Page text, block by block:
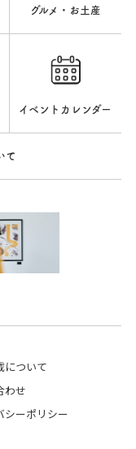
グルメ・お土産
イベントカレンダー
て
について
わせ
シーポリシー